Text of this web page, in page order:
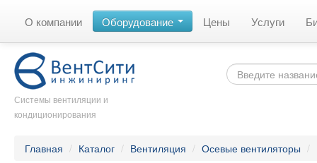
О компании Оборудование Цены Услуги
Системы вентиляции и
кондиционирования
Главная / Каталог / Вентиляция / Осевые вентиляторы /